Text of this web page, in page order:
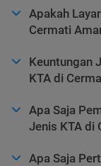
Apakah
Cermati
Keuntungan
KTA di
Apa Saja
Jenis KTA di
Apa Saja